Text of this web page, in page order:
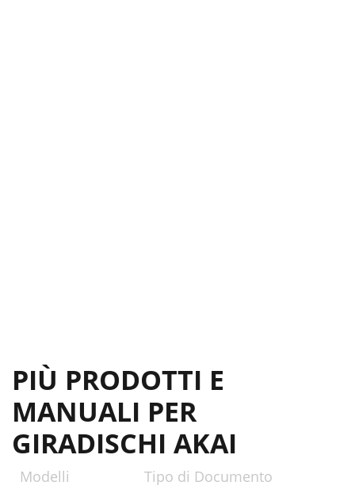
PIÙ PRODOTTI E
MANUALI PER
GIRADISCHI AKAI
Modelli Tipo di Documento